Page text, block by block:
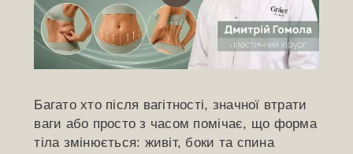
Багато хто після вагітності, значної втрати
ваги або просто з часом помічає, що форма
тіла змінюється: живіт, боки та спина